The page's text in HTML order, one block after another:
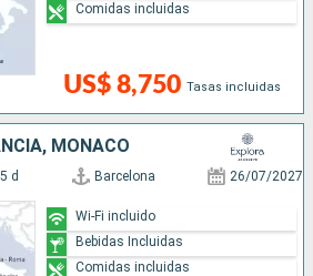
US$ 8,750 Tasas incluidas
Comidas incluidas
MONACO
d Barcelona 26/07/2027
Wi-Fi incluido
Bebidas Incluidas
Comidas incluidas